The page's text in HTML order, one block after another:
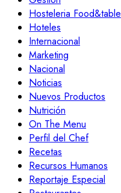
Hosteleria Food&table
Hoteles
Internacional
Marketing
Nacional
Noticias
Nuevos Productos
Nutrición
On The Menu
Perfil del Chef
Recetas
Recursos Humanos
Reportaje Especial